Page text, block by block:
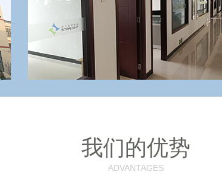
我们的优势
ADVANTAGES